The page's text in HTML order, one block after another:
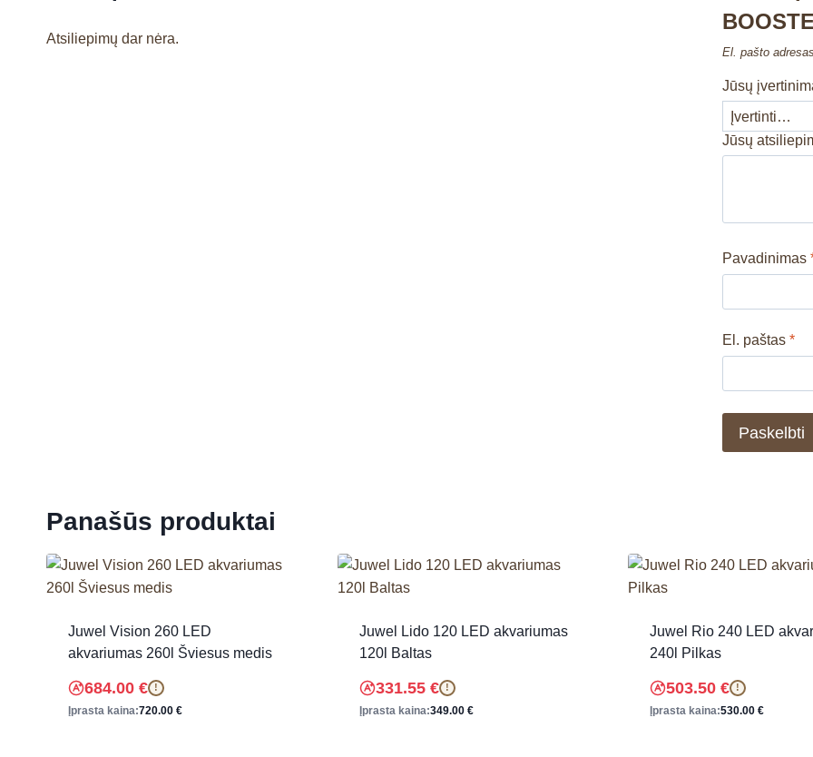
Atsiliepimų dar nėra.
El. pašto
Jūsų
Jūsų
Pavadinimas
El. paštas*
Panašūs produktai
Juwel Vision 260 LED
akvariumas 260l Šviesus medis
684.00 € !
Įprasta kaina:720.00 €
Juwel Lido 120 LED akvariumas
120l Baltas
331.55 € !
Įprasta kaina:349.00 €
Juwel Rio 240 LED
240l Pilkas
503.50 € !
Įprasta kaina:530.00 €